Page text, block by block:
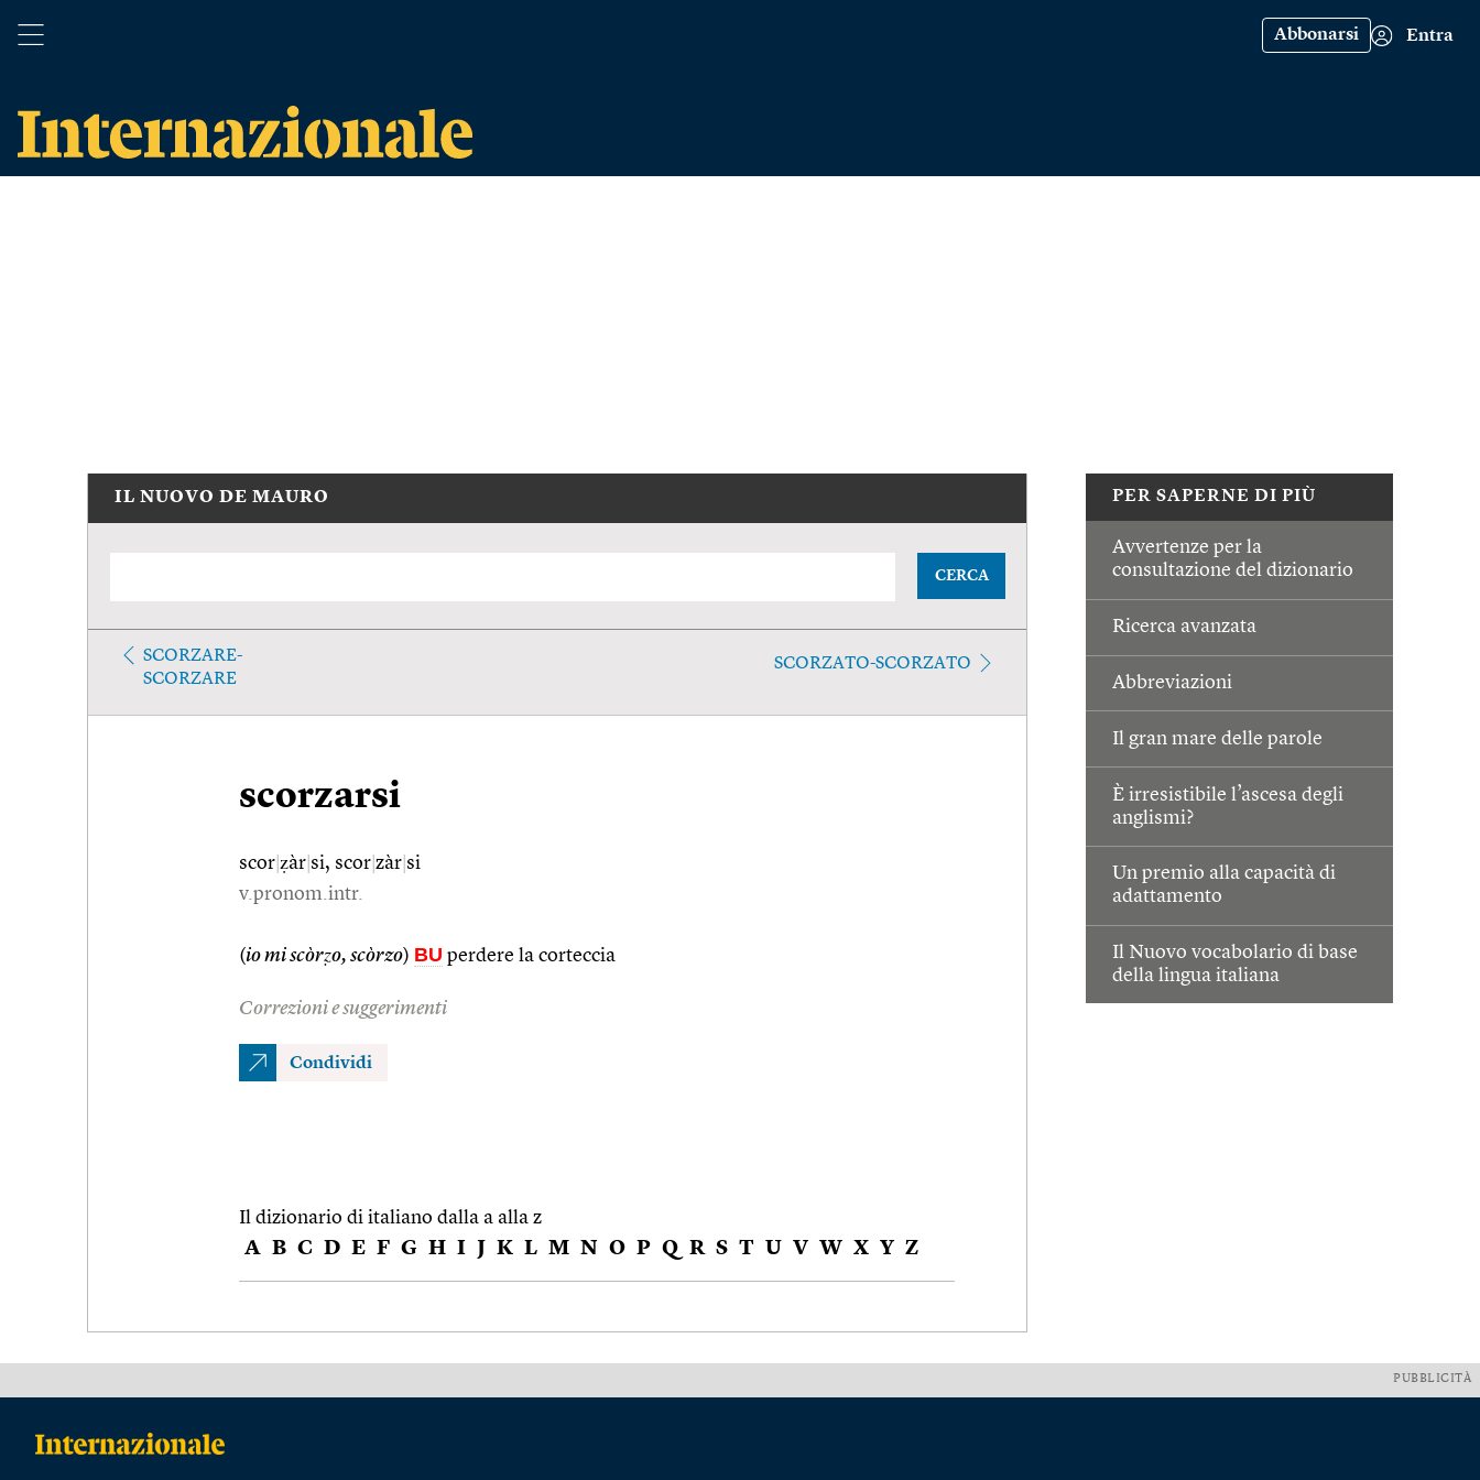
Abbonarsi Entra
PER SAPERNE DI PIÙ
Avvertenze per la
consultazione del dizionario
Ricerca avanzata
Abbreviazioni
Il gran mare delle parole
È irresistibile l’ascesa degli
anglismi?
Un premio alla capacità di
adattamento
Il Nuovo vocabolario di base
della lingua italiana
IL NUOVO DE MAURO
CERCA
SCORZARE-
SCORZARE
SCORZATO-SCORZATO
scorzarsi
scor ẓàr si, scor zàr si
v.pronom.intr.
(io mi scòrẓo, scòrzo) BU perdere la corteccia
Correzioni e suggerimenti
Condividi
Il dizionario di italiano dalla a alla z
A B C D E F G H I J K L M N O P Q R S T U V W X Y Z
PUBBLICITÀ